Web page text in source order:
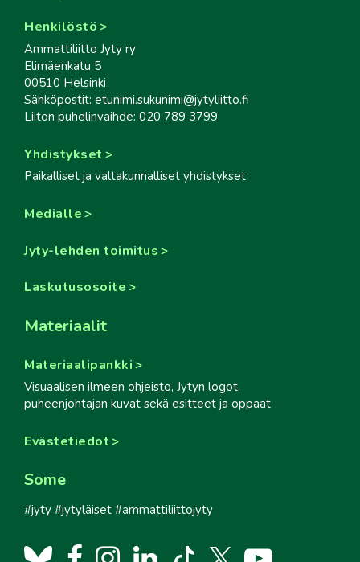
Henkilöstö
Ammattiliitto Jyty ry
Elimäenkatu 5
00510 Helsinki
Sähköpostit: etunimi.sukunimi@jytyliitto.fi
Liiton puhelinvaihde: 020 789 3799
Yhdistykset
Paikalliset ja valtakunnalliset yhdistykset
Medialle
Jyty-lehden toimitus
Laskutusosoite
Materiaalit
Materiaalipankki
Visuaalisen ilmeen ohjeisto, Jytyn logot,
puheenjohtajan kuvat sekä esitteet ja oppaat
Evästetiedot
Some
#jyty #jytyläiset #ammattiliittojyty